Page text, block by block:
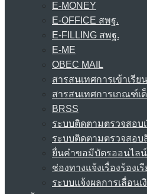
E-MONEY
E-OFFICE สพฐ.
E-FILLING สพฐ.
E-ME
OBEC MAIL
สารสนเทศการเข้าเรีย
สารสนเทศการเกณฑ์เด็
BRSS
ระบบติดตามตรวจสอบ
ระบบติดตามตรวจสอบ
ยื่นคำขอมีบัตรออนไลน์
ช่องทางแจ้งเรื่องร้อง
ระบบแจ้งผลการเลื่อน